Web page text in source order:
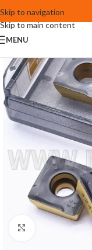
Skip to navigation
Skip to main content
MENU
Click to enlarge